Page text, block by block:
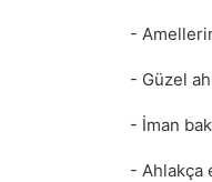
-
- Güzel
- İman
- Ahlakça